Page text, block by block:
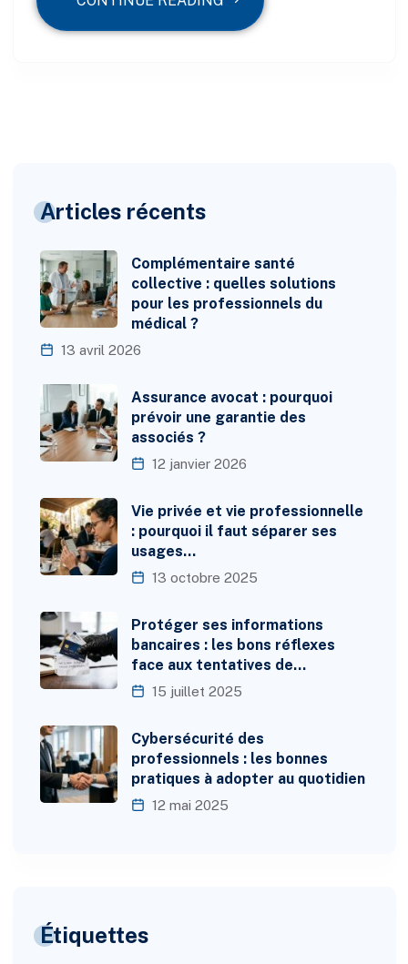
Articles récents
Complémentaire santé
collective : quelles solutions
pour les professionnels du
médical ?
13 avril 2026
Assurance avocat : pourquoi
prévoir une garantie des
associés ?
12 janvier 2026
Vie privée et vie professionnelle
: pourquoi il faut séparer ses
usages…
13 octobre 2025
Protéger ses informations
bancaires : les bons réflexes
face aux tentatives de…
15 juillet 2025
Cybersécurité des
professionnels : les bonnes
pratiques à adopter au quotidien
12 mai 2025
Étiquettes